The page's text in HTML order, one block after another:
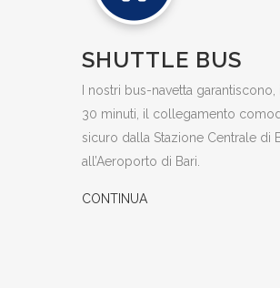
SHUTTLE BUS
I nostri bus-navetta garantiscono,
30 minuti, il collegamento
sicuro dalla Stazione Centrale di
all’Aeroporto di Bari.
CONTINUA